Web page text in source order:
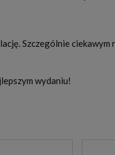
Szczególnie
wydaniu!